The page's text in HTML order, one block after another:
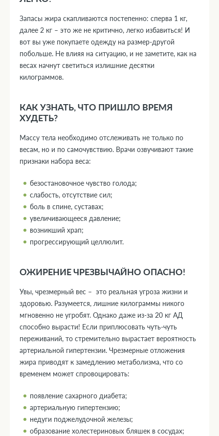
Запасы жира скапливаются постепенно: сперва 1 кг,
далее 2 кг – это же не критично, легко избавиться! И
вот вы уже покупаете одежду на размер-другой
побольше. Не влияя на ситуацию, и не заметите, как на
весах начнут светиться излишние десятки
килограммов.
КАК УЗНАТЬ, ЧТО ПРИШЛО ВРЕМЯ
ХУДЕТЬ?
Массу тела необходимо отслеживать не только по
весам, но и по самочувствию. Врачи озвучивают такие
признаки набора веса:
безостановочное чувство голода;
слабость, отсутствие сил;
боль в спине, суставах;
увеличивающееся давление;
возникший храп;
прогрессирующий целлюлит.
ОЖИРЕНИЕ ЧРЕЗВЫЧАЙНО ОПАСНО!
Увы, чрезмерный вес – это реальная угроза жизни и
здоровью. Разумеется, лишние килограммы никого
мгновенно не угробят. Однако даже из-за 20 кг АД
способно вырасти! Если приплюсовать чуть-чуть
переживаний, то стремительно вырастает вероятность
артериальной гипертензии. Чрезмерные отложения
жира приводят к замедлению метаболизма, что со
временем может спровоцировать:
появление сахарного диабета;
артериальную гипертензию;
недуги поджелудочной железы;
образование холестериновых бляшек в сосудах;